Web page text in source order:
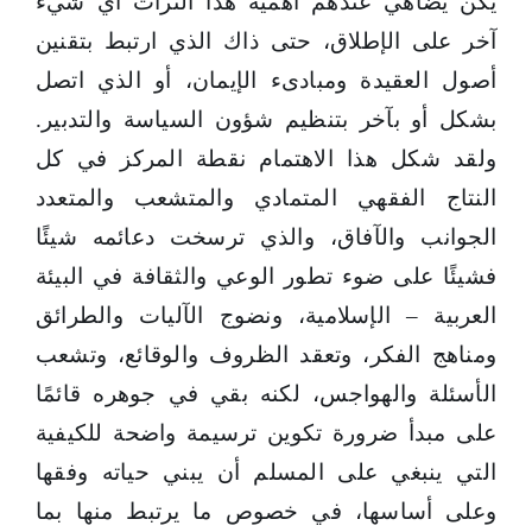
آخر على الإطلاق، حتى ذاك الذي ارتبط بتقنين
أصول العقيدة ومبادىء الإيمان، أو الذي اتصل
بشكل أو بآخر بتنظيم شؤون السياسة والتدبير.
ولقد شكل هذا الاهتمام نقطة المركز في كل
النتاج الفقهي المتمادي والمتشعب والمتعدد
الجوانب والآفاق، والذي ترسخت دعائمه شيئًا
فشيئًا على ضوء تطور الوعي والثقافة في البيئة
العربية – الإسلامية، ونضوج الآليات والطرائق
ومناهج الفكر، وتعقد الظروف والوقائع، وتشعب
الأسئلة والهواجس، لكنه بقي في جوهره قائمًا
على مبدأ ضرورة تكوين ترسيمة واضحة للكيفية
التي ينبغي على المسلم أن يبني حياته وفقها
وعلى أساسها، في خصوص ما يرتبط منها بما